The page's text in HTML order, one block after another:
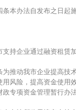
条本办法自发布之日起
支持企业通过融资租赁
为推动我市企业提高技
用风险，提高资金使用
政专项资金管理暂行办